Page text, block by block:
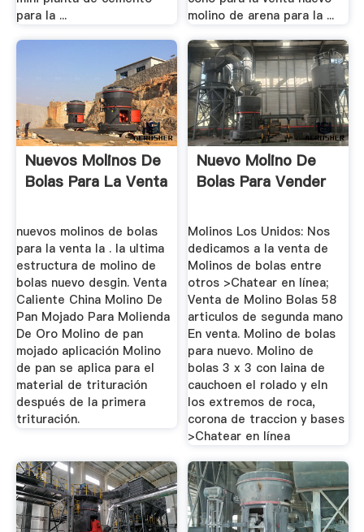
para la ...
molino de arena para la ...
Nuevos Molinos De
Bolas Para La Venta
nuevos molinos de bolas
para la venta la . la ultima
estructura de molino de
bolas nuevo desgin. Venta
Caliente China Molino De
Pan Mojado Para Molienda
De Oro Molino de pan
mojado aplicación Molino
de pan se aplica para el
material de trituración
después de la primera
trituración.
Nuevo Molino De
Bolas Para Vender
Molinos Los Unidos: Nos
dedicamos a la venta de
Molinos de bolas entre
otros >Chatear en línea;
Venta de Molino Bolas 58
articulos de segunda mano
En venta. Molino de bolas
para nuevo. Molino de
bolas 3 x 3 con laina de
cauchoen el rolado y eln
los extremos de roca,
corona de traccion y bases
>Chatear en línea